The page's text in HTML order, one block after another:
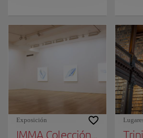
Exposición
IMMA Colección Arte